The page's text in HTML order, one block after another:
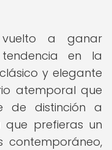
a ganar
en la
y elegante
atemporal que
de distinción a
que prefieras un